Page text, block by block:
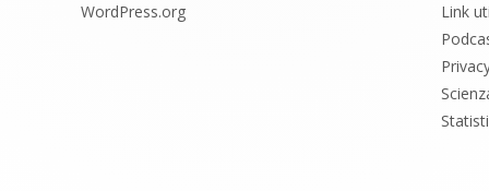
WordPress.org
Link